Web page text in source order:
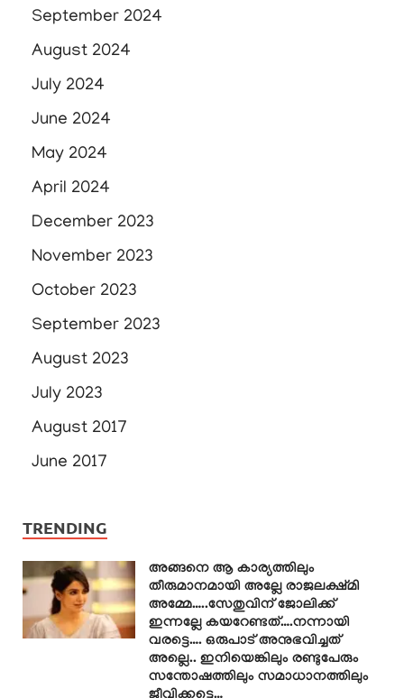
September 2024
August 2024
July 2024
June 2024
May 2024
April 2024
December 2023
November 2023
October 2023
September 2023
August 2023
July 2023
August 2017
June 2017
TRENDING
അങ്ങനെ ആ കാര്യത്തിലും
തീരുമാനമായി അല്ലേ രാജലക്ഷ്മി
അമ്മേ…..സേതുവിന് ജോലിക്ക്
ഇന്നല്ലേ കയറേണ്ടത്….നന്നായി
വരട്ടെ…. ഒരുപാട് അനുഭവിച്ചത്
അല്ലെ.. ഇനിയെങ്കിലും രണ്ടുപേരും
സന്തോഷത്തിലും സമാധാനത്തിലും